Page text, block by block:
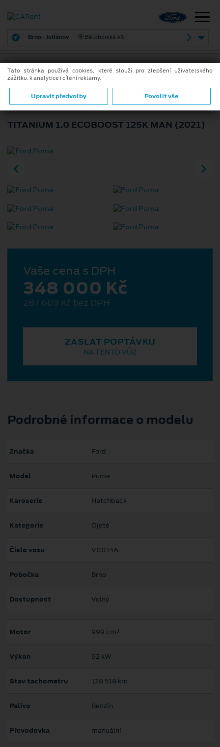
Brno - Juliánov Bělohorská 46
FORD PUMA
TITANIUM 1.0 ECOBOOST 125K MAN (2021)
Vaše cena s DPH
348 000 Kč
287 603 Kč bez DPH
ZASLAT POPTÁVKU
NA TENTO VŮZ
Podrobné informace o modelu
Značka Ford
Model Puma
Karoserie Hatchback
Kategorie Ojeté
Číslo vozu V00146
Pobočka Brno
Dostupnost Volný
Motor 999 cm³
Výkon 92 kW
Stav tachometru 128 518 km
Palivo Benzín
Převodovka manuální
Tato stránka používá cookies, které slouží pro zlepšení uživatelského
zážitku, k analytice i cílení reklamy.
Upravit předvolby Povolit vše